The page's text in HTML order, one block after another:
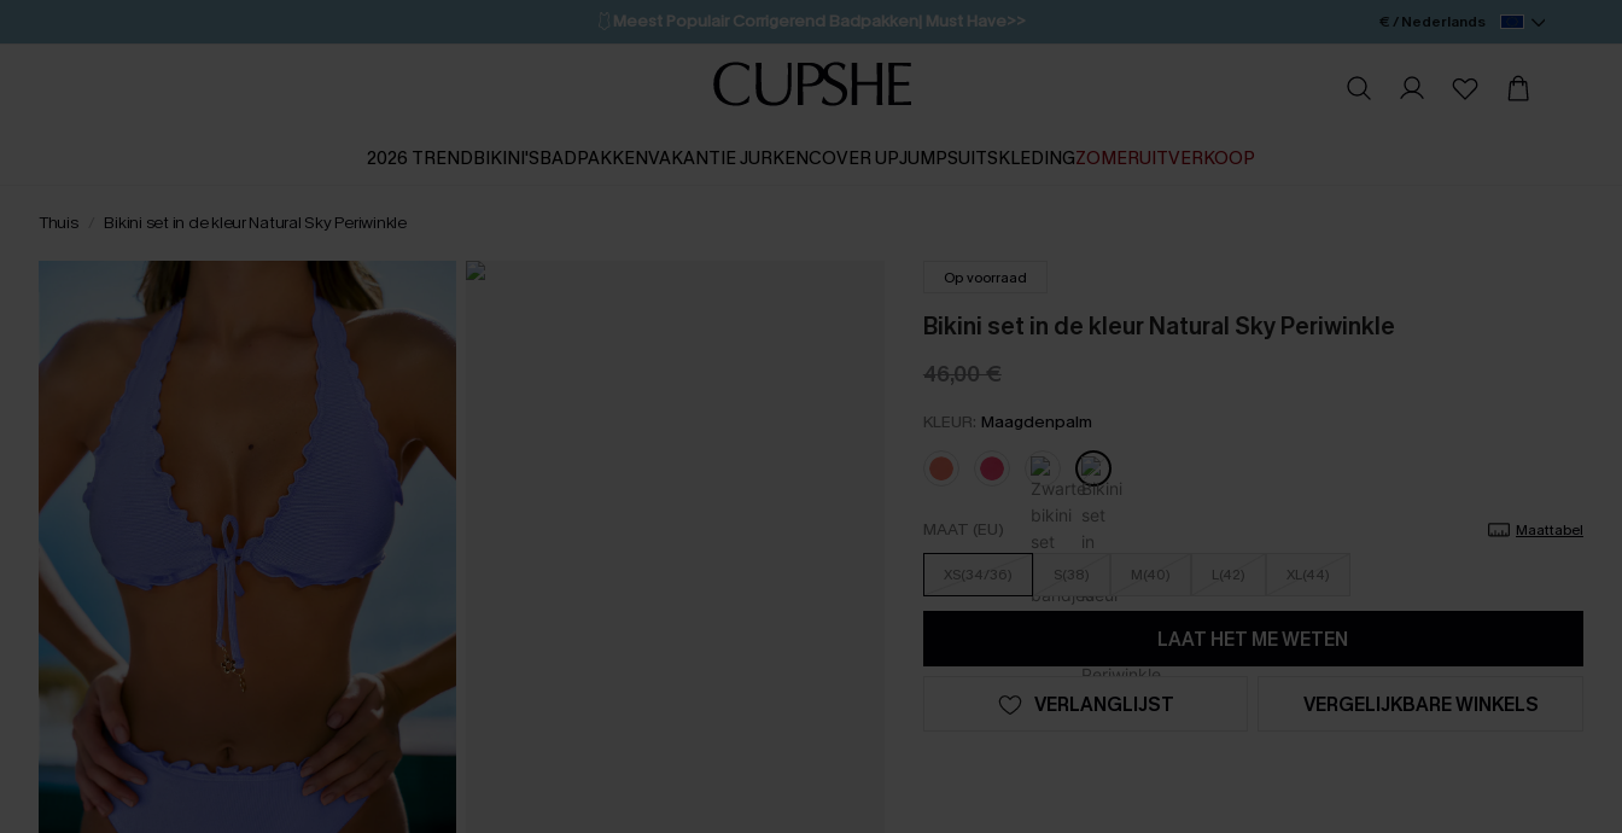
🩱 Meest Populair Corrigerend Badpakken| Must Have>>
💌Abonneer je & ontvang tot 15% korting>>
Koop 3, krijg 15% korting | CODE: SW15
€ / Nederlands
2026 TRENDBIKINI'SBADPAKKENVAKANTIE JURKENCOVER UPJUMPSUITSKLEDINGZOMERUITVERKOOP
Thuis Bikini set in de kleur Natural Sky Periwinkle
Op voorraad
Bikini set in de kleur Natural Sky Periwinkle
46,00 €
KLEUR: Maagdenpalm
MAAT (EU) Maattabel
XS(34/36) S(38) M(40) L(42) XL(44)
LAAT HET ME WETEN
VERLANGLIJST VERGELIJKBARE WINKELS